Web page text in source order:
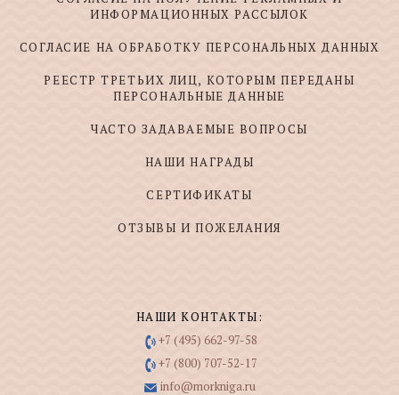
ИНФОРМАЦИОННЫХ РАССЫЛОК
СОГЛАСИЕ НА ОБРАБОТКУ ПЕРСОНАЛЬНЫХ ДАННЫХ
РЕЕСТР ТРЕТЬИХ ЛИЦ, КОТОРЫМ ПЕРЕДАНЫ
ПЕРСОНАЛЬНЫЕ ДАННЫЕ
ЧАСТО ЗАДАВАЕМЫЕ ВОПРОСЫ
НАШИ НАГРАДЫ
СЕРТИФИКАТЫ
ОТЗЫВЫ И ПОЖЕЛАНИЯ
НАШИ КОНТАКТЫ:
+7 (495) 662-97-58
+7 (800) 707-52-17
info@morkniga.ru